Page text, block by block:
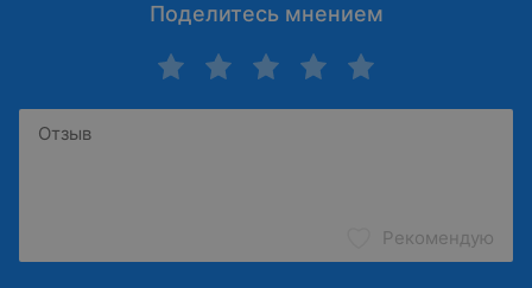
Поделитесь мнением
Рекомендую